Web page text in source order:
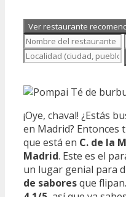
Ver restaurante
¡Oye, chaval! ¿Estás
en Madrid? Entonces
que está en C. de la
Madrid. Este es el
un lugar genial para
de saboresque